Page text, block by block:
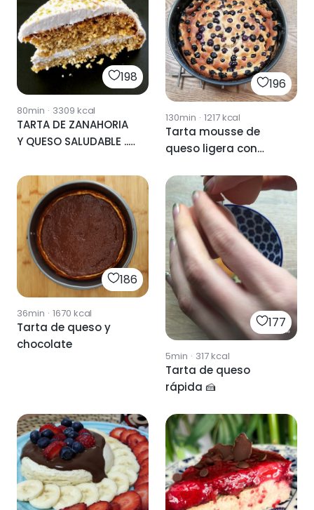
198
80min · 3309 kcal
TARTA DE ZANAHORIA
Y QUESO SALUDABLE ...
196
130min · 1217kcal
Tarta mousse de
queso ligera con
186
36min · 1670 kcal
Tarta de queso y
chocolate
177
5min · 317kcal
Tarta de queso
rápida 🍰